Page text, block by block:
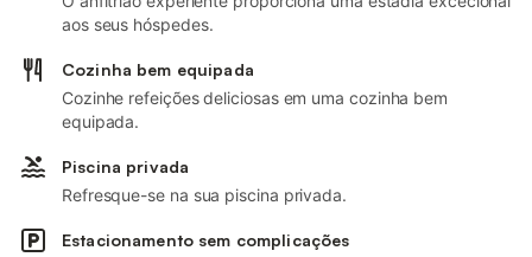
aos seus hóspedes.
Cozinha bem equipada
Cozinhe refeições deliciosas em uma cozinha bem
equipada.
Piscina privada
Refresque-se na sua piscina privada.
Estacionamento sem complicações